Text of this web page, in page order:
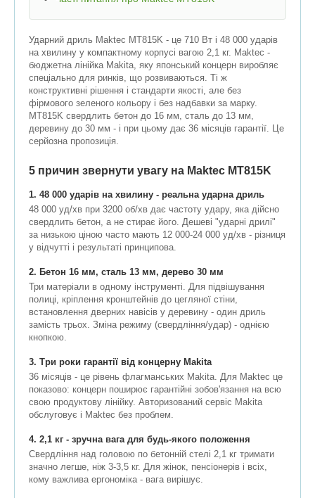
Ударний дриль Maktec MT815K - це 710 Вт і 48 000 ударів
на хвилину у компактному корпусі вагою 2,1 кг. Maktec -
бюджетна лінійка Makita, яку японський концерн виробляє
спеціально для ринків, що розвиваються. Ті ж
конструктивні рішення і стандарти якості, але без
фірмового зеленого кольору і без надбавки за марку.
MT815K свердлить бетон до 16 мм, сталь до 13 мм,
деревину до 30 мм - і при цьому дає 36 місяців гарантії. Це
серйозна пропозиція.
5 причин звернути увагу на Maktec MT815K
1. 48 000 ударів на хвилину - реальна ударна дриль
48 000 уд/хв при 3200 об/хв дає частоту удару, яка дійсно
свердлить бетон, а не стирає його. Дешеві "ударні дрилі"
за низькою ціною часто мають 12 000-24 000 уд/хв - різниця
у відчутті і результаті принципова.
2. Бетон 16 мм, сталь 13 мм, дерево 30 мм
Три матеріали в одному інструменті. Для підвішування
полиці, кріплення кронштейнів до цегляної стіни,
встановлення дверних навісів у деревину - один дриль
замість трьох. Зміна режиму (свердління/удар) - однією
кнопкою.
3. Три роки гарантії від концерну Makita
36 місяців - це рівень флагманських Makita. Для Maktec це
показово: концерн поширює гарантійні зобов'язання на всю
свою продуктову лінійку. Авторизований сервіс Makita
обслуговує і Maktec без проблем.
4. 2,1 кг - зручна вага для будь-якого положення
Свердління над головою по бетонній стелі 2,1 кг тримати
значно легше, ніж 3-3,5 кг. Для жінок, пенсіонерів і всіх,
кому важлива ергономіка - вага вирішує.